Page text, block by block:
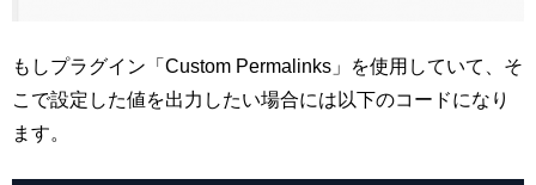
もしプラグイン「Custom Permalinks」を使用していて、そ
こで設定した値を出力したい場合には以下のコードになり
ます。